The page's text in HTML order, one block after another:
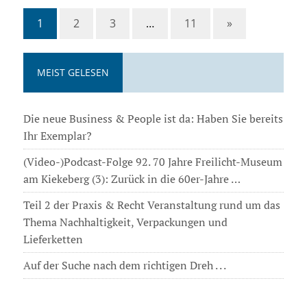
1 2 3 … 11 »
MEIST GELESEN
Die neue Business & People ist da: Haben Sie bereits
Ihr Exemplar?
(Video-)Podcast-Folge 92. 70 Jahre Freilicht-Museum
am Kiekeberg (3): Zurück in die 60er-Jahre …
Teil 2 der Praxis & Recht Veranstaltung rund um das
Thema Nachhaltigkeit, Verpackungen und
Lieferketten
Auf der Suche nach dem richtigen Dreh . . .